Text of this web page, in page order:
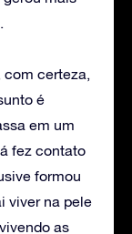
com certeza,
é
em um
fez contato
formou
viver na pele
as